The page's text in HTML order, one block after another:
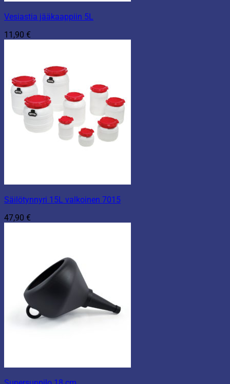
Vesiastia jääkaappiin 5L
11,90 €
Säilötynnyri 15L valkoinen 7015
47,90 €